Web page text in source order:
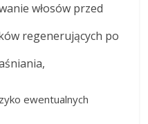
włosów przed
regenerujących po
ewentualnych